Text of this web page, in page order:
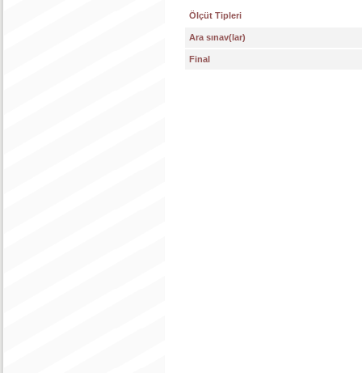
Ölçüt Tipleri
Ara sınav(lar)
Final